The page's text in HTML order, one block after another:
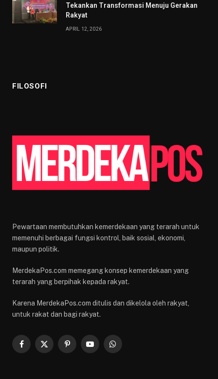
Tekankan Transformasi Menuju Gerakan
Rakyat
APRIL 12, 2026
FILOSOFI
Pewartaan membutuhkan kemerdekaan yang terarah untuk
memenuhi berbagai fungsi kontrol, baik sosial, ekonomi,
maupun politik.
MerdekaPos.com memegang konsep kemerdekaan yang
terarah yang berpihak kepada rakyat.
Karena MerdekaPos.com ditulis dan dikelola oleh rakyat,
untuk rakat dan bagi rakyat.
Facebook
X
PinterestYouTubeWhatsApp